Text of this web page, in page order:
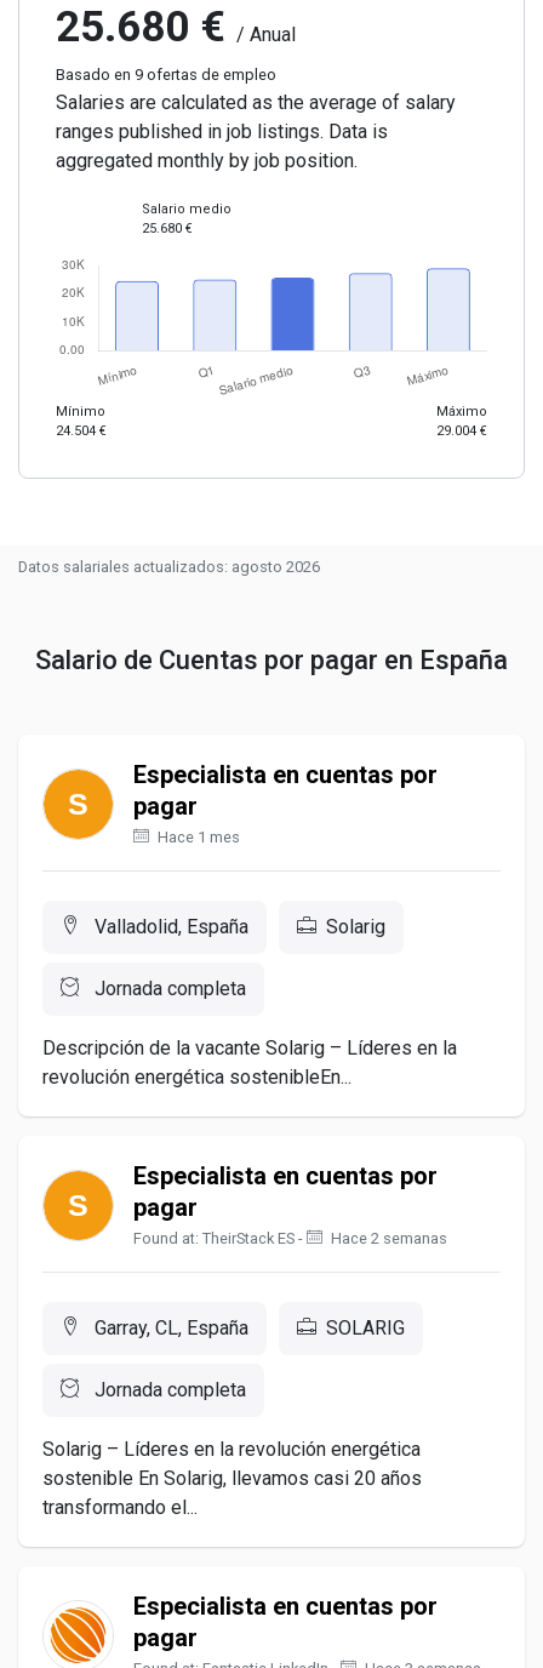
25.680 € / Anual
Basado en 9 ofertas de empleo
Salaries are calculated as the average of salary
ranges published in job listings. Data is
aggregated monthly by job position.
Mínimo
24.504 €
Salario medio
25.680 €
Máximo
29.004 €
Datos salariales actualizados: agosto 2026
Salario de Cuentas por pagar en España
Especialista en cuentas por
pagar
Hace 1 mes
Valladolid, España Solarig
Jornada completa
Descripción de la vacante Solarig – Líderes en la
revolución energética sostenibleEn...
Especialista en cuentas por
pagar
Found at: TheirStack ES - Hace 2 semanas
Garray, CL, España SOLARIG
Jornada completa
Solarig – Líderes en la revolución energética
sostenible En Solarig, llevamos casi 20 años
transformando el...
Especialista en cuentas por
pagar